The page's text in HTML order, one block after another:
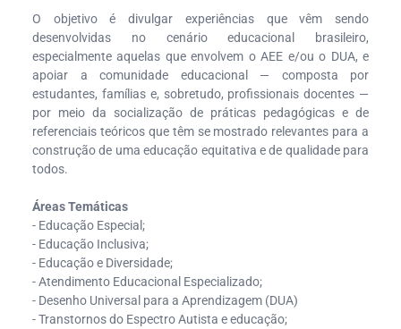
O objetivo é divulgar experiências que vêm sendo
desenvolvidas no cenário educacional brasileiro,
especialmente aquelas que envolvem o AEE e/ou o DUA, e
apoiar a comunidade educacional — composta por
estudantes, famílias e, sobretudo, profissionais docentes —
por meio da socialização de práticas pedagógicas e de
referenciais teóricos que têm se mostrado relevantes para a
construção de uma educação equitativa e de qualidade para
todos.
Áreas Temáticas
- Educação Especial;
- Educação Inclusiva;
- Educação e Diversidade;
- Atendimento Educacional Especializado;
- Desenho Universal para a Aprendizagem (DUA)
- Transtornos do Espectro Autista e educação;